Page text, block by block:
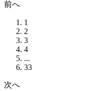
前へ
1
2
3
4
...
33
次へ